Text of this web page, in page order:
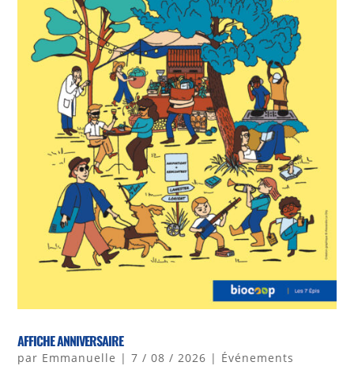
AFFICHE ANNIVERSAIRE
par Emmanuelle |7 / 08 / 2026 | Événements